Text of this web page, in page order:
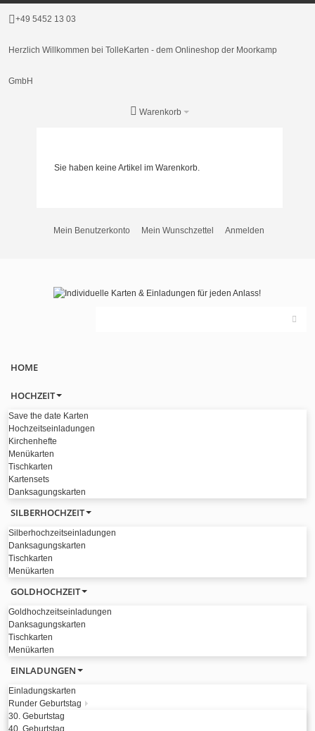
+49 5452 13 03
Herzlich Willkommen bei TolleKarten - dem Onlineshop der Moorkamp
GmbH
Warenkorb
Sie haben keine Artikel im Warenkorb.
Mein Benutzerkonto Mein Wunschzettel Anmelden
HOME
HOCHZEIT
Save the date Karten
Hochzeitseinladungen
Kirchenhefte
Menükarten
Tischkarten
Kartensets
Danksagungskarten
SILBERHOCHZEIT
Silberhochzeitseinladungen
Danksagungskarten
Tischkarten
Menükarten
GOLDHOCHZEIT
Goldhochzeitseinladungen
Danksagungskarten
Tischkarten
Menükarten
EINLADUNGEN
Einladungskarten
Runder Geburtstag
30. Geburtstag
40. Geburtstag